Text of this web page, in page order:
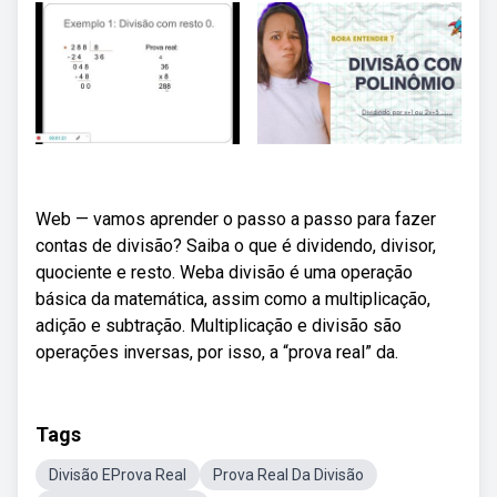
Web — vamos aprender o passo a passo para fazer
contas de divisão? Saiba o que é dividendo, divisor,
quociente e resto. Weba divisão é uma operação
básica da matemática, assim como a multiplicação,
adição e subtração. Multiplicação e divisão são
operações inversas, por isso, a “prova real” da.
Tags
Divisão EProva Real Prova Real Da Divisão